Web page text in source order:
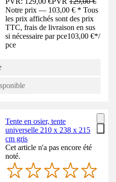
Notre prix — 103,00 € * Tous
les prix affichés sont des prix
TTC, frais de livraison en sus
si nécessaire par pce103,00 €*/
pce
Tente en osier, tente
universelle 210 x 238 x 215
cm gris
Cet article n'a pas encore été
noté.